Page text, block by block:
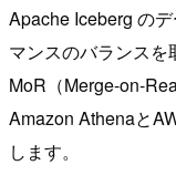
Apache Iceberg の
マンスのバランスを
MoR（Merge-on-
Amazon Athenaと
します。